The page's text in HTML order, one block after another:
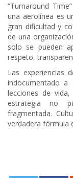
“Turnaround
una aerolínea es
gran dificultad y
de una
solo se pueden
respeto,
Las experiencias
indocumentado a
lecciones de
estrategia no
fragmentada.
verdadera fórmula